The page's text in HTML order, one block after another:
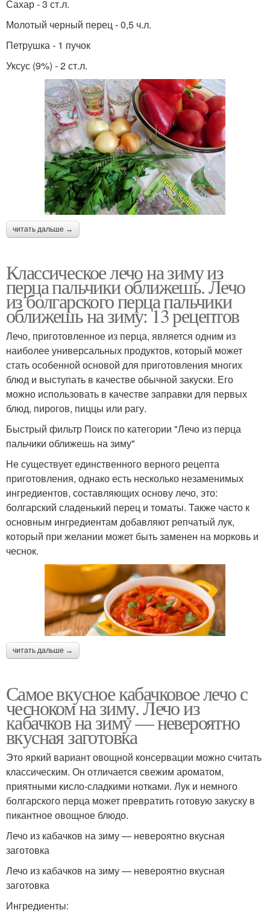
Сахар - 3 ст.л.
Молотый черный перец - 0,5 ч.л.
Петрушка - 1 пучок
Уксус (9%) - 2 ст.л.
читать дальше →
Классическое лечо на зиму из
перца пальчики оближешь. Лечо
из болгарского перца пальчики
оближешь на зиму: 13 рецептов
Лечо, приготовленное из перца, является одним из
наиболее универсальных продуктов, который может
стать особенной основой для приготовления многих
блюд и выступать в качестве обычной закуски. Его
можно использовать в качестве заправки для первых
блюд, пирогов, пиццы или рагу.
Быстрый фильтр Поиск по категории "Лечо из перца
пальчики оближешь на зиму"
Не существует единственного верного рецепта
приготовления, однако есть несколько незаменимых
ингредиентов, составляющих основу лечо, это:
болгарский сладенький перец и томаты. Также часто к
основным ингредиентам добавляют репчатый лук,
который при желании может быть заменен на морковь и
чеснок.
читать дальше →
Самое вкусное кабачковое лечо с
чесноком на зиму. Лечо из
кабачков на зиму — невероятно
вкусная заготовка
Это яркий вариант овощной консервации можно считать
классическим. Он отличается свежим ароматом,
приятными кисло-сладкими нотками. Лук и немного
болгарского перца может превратить готовую закуску в
пикантное овощное блюдо.
Лечо из кабачков на зиму — невероятно вкусная
заготовка
Лечо из кабачков на зиму — невероятно вкусная
заготовка
Ингредиенты: